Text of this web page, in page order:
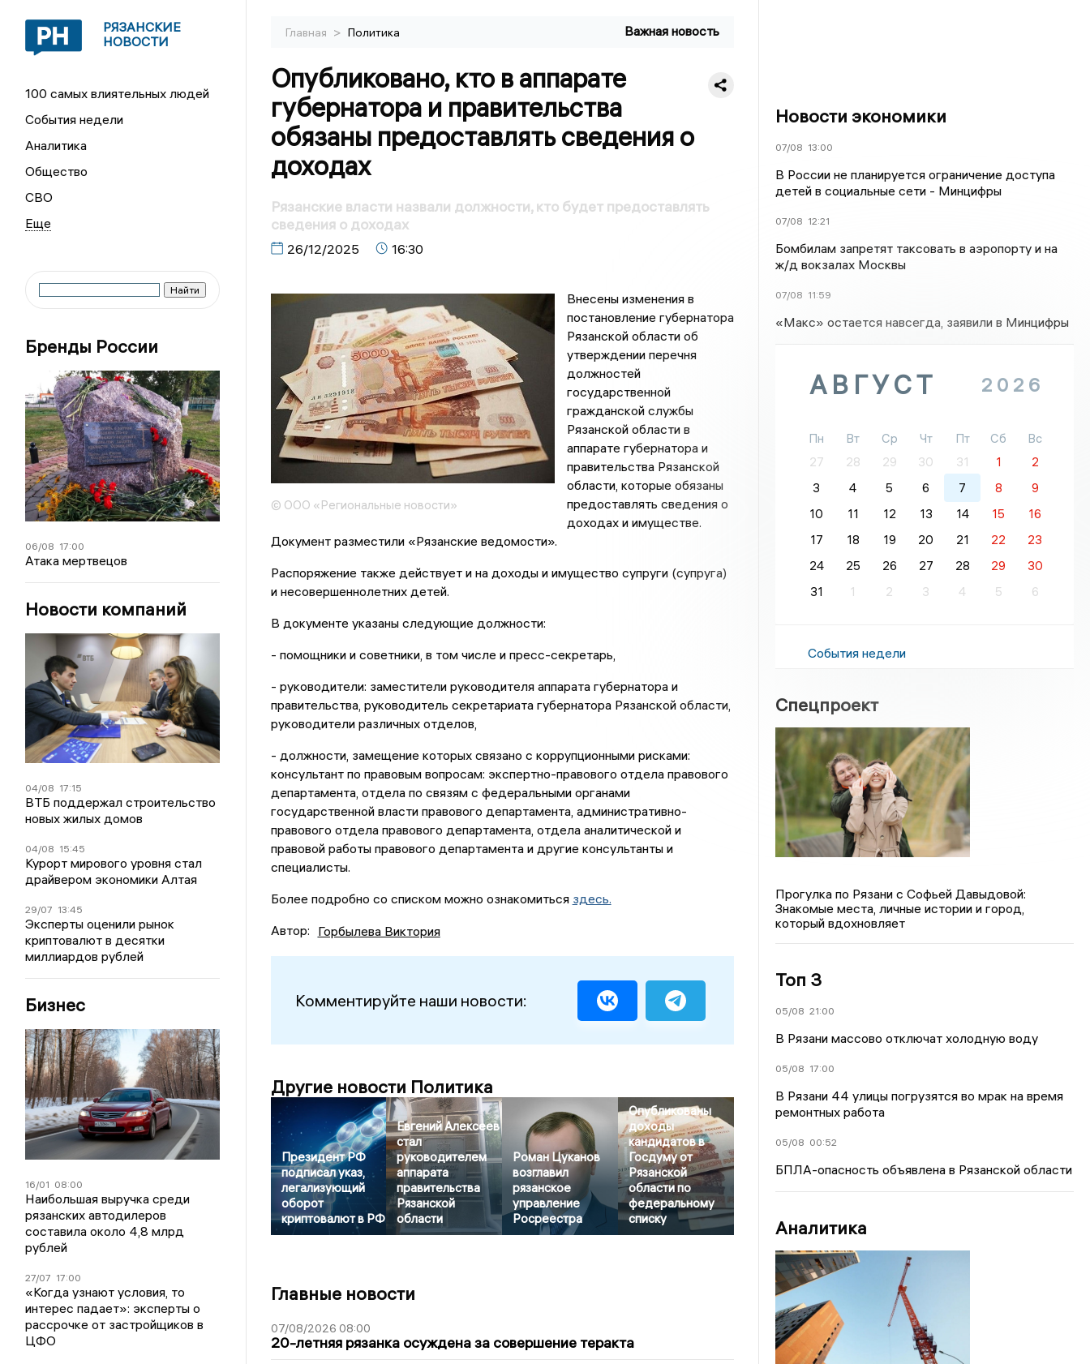
РЯЗАНСКИЕ
НОВОСТИ
100 самых влиятельных людей
События недели
Аналитика
Общество
СВО
Бренды России
06/08 17:00
Атака мертвецов
Новости компаний
04/08 17:15
ВТБ поддержал строительство
новых жилых домов
04/08 15:45
Курорт мирового уровня стал
драйвером экономики Алтая
29/07 13:45
Эксперты оценили рынок
криптовалют в десятки
миллиардов рублей
Бизнес
16/01 08:00
Наибольшая выручка среди
рязанских автодилеров
составила около 4,8 млрд
рублей
27/07 17:00
«Когда узнают условия, то
интерес падает»: эксперты о
рассрочке от застройщиков в
ЦФО
Главная > Политика Важная новость
Опубликовано, кто в аппарате
губернатора и правительства
обязаны предоставлять сведения о
доходах
Рязанские власти назвали должности, кто будет предоставлять
сведения о доходах
26/12/2025 16:30
© ООО «Региональные новости»
Внесены изменения в
постановление губернатора
Рязанской области об
утверждении перечня
должностей
государственной
гражданской службы
Рязанской области в
аппарате губернатора и
правительства Рязанской
области, которые обязаны
предоставлять сведения о
доходах и имуществе.
Документ разместили «Рязанские ведомости».
Распоряжение также действует и на доходы и имущество супруги (супруга)
и несовершеннолетних детей.
В документе указаны следующие должности:
- помощники и советники, в том числе и пресс-секретарь,
- руководители: заместители руководителя аппарата губернатора и
правительства, руководитель секретариата губернатора Рязанской области,
руководители различных отделов,
- должности, замещение которых связано с коррупционными рисками:
консультант по правовым вопросам: экспертно-правового отдела правового
департамента, отдела по связям с федеральными органами
государственной власти правового департамента, административно-
правового отдела правового департамента, отдела аналитической и
правовой работы правового департамента и другие консультанты и
специалисты.
Более подробно со списком можно ознакомиться здесь.
Автор: Горбылева Виктория
Комментируйте наши новости:
Другие новости Политика
Президент РФ
подписал указ,
легализующий
оборот
криптовалют в РФ
Евгений Алексеев
стал
руководителем
аппарата
правительства
Рязанской
области
Роман Цуканов
возглавил
рязанское
управление
Росреестра
Опубликованы
доходы
кандидатов в
Госдуму от
Рязанской
области по
федеральному
списку
Главные новости
07/08/2026 08:00
20-летняя рязанка осуждена за совершение теракта
Новости экономики
07/08 13:00
В России не планируется ограничение доступа
детей в социальные сети - Минцифры
07/08 12:21
Бомбилам запретят таксовать в аэропорту и на
ж/д вокзалах Москвы
07/08 11:59
«Макс» остается навсегда, заявили в Минцифры
АВГУСТ 2026
Пн Вт Ср Чт Пт Сб
Вс
27
28 29 30 31 1
2
3
4 5 6 7 8
9
10
11 12 13 14 15
16
17
18 19 20 21 22
23
24
25 26 27 28 29
30
31
1 2 3 4 5 6
События недели
Спецпроект
Прогулка по Рязани с Софьей Давыдовой:
Знакомые места, личные истории и город,
который вдохновляет
Топ 3
05/08 21:00
В Рязани массово отключат холодную воду
05/08 17:00
В Рязани 44 улицы погрузятся во мрак на время
ремонтных работа
05/08 00:52
БПЛА-опасность объявлена в Рязанской области
Аналитика